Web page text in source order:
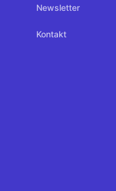
Newsletter
Kontakt